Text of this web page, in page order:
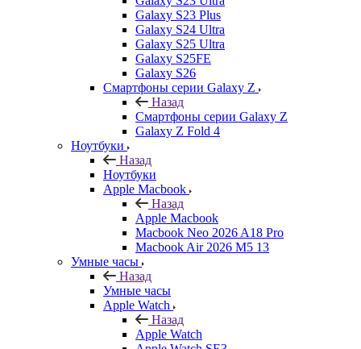
Galaxy S23 Plus
Galaxy S24 Ultra
Galaxy S25 Ultra
Galaxy S25FE
Galaxy S26
Смартфоны серии Galaxy Z
Назад
Смартфоны серии Galaxy Z
Galaxy Z Fold 4
Ноутбуки
Назад
Ноутбуки
Apple Macbook
Назад
Apple Macbook
Macbook Neo 2026 A18 Pro
Macbook Air 2026 M5 13
Умные часы
Назад
Умные часы
Apple Watch
Назад
Apple Watch